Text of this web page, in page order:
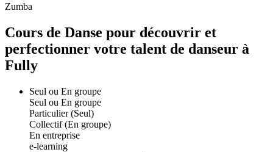
Zumba
Cours de Danse pour découvrir et
perfectionner votre talent de danseur à
Fully
Seul ou En groupe
Seul ou En groupe
Particulier (Seul)
Collectif (En groupe)
En entreprise
e-learning